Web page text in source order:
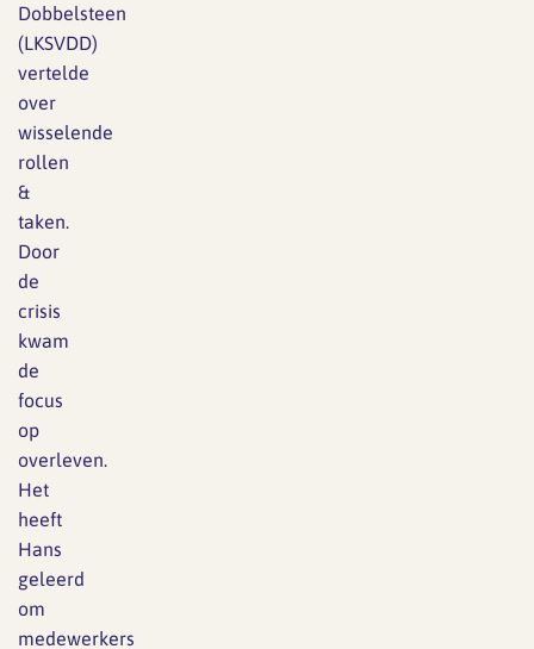
Dobbelsteen
(LKSVDD)
vertelde
over
wisselende
rollen
&
taken.
Door
de
crisis
kwam
de
focus
op
overleven.
Het
heeft
Hans
geleerd
om
medewerkers